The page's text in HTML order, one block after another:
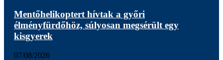
Mentőhelikoptert hívtak a győri
élményfürdőhöz, súlyosan megsérült egy
kisgyerek
07/08/2026